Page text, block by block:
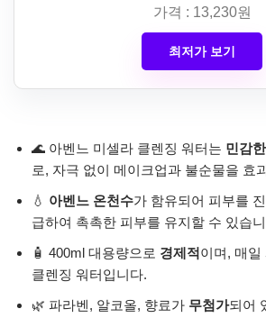
가격 : 13,230원
최저가 보기
🌊 아벤느 미셀라 클렌징 워터는 민감
로, 자극 없이 메이크업과 불순물을 효
💧 아벤느 온천수가 함유되어 피부를
급하여 촉촉한 피부를 유지할 수 있습
🧴 400ml 대용량으로 경제적이며, 매일
클렌징 워터입니다.
🌿 파라벤, 알코올, 향료가 무첨가되어